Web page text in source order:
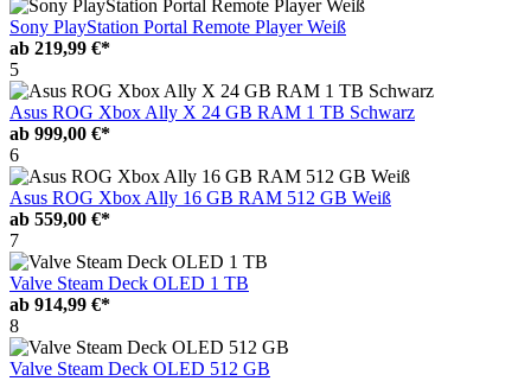
Sony PlayStation Portal Remote Player Weiß
ab 219,99 €*
5
Asus ROG Xbox Ally X 24 GB RAM 1 TB Schwarz
ab 999,00 €*
6
Asus ROG Xbox Ally 16 GB RAM 512 GB Weiß
ab 559,00 €*
7
Valve Steam Deck OLED 1 TB
ab 914,99 €*
8
Valve Steam Deck OLED 512 GB